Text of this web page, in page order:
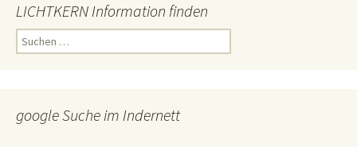
LICHTKERN Information finden
Suchen
nach:
google Suche im Indernett